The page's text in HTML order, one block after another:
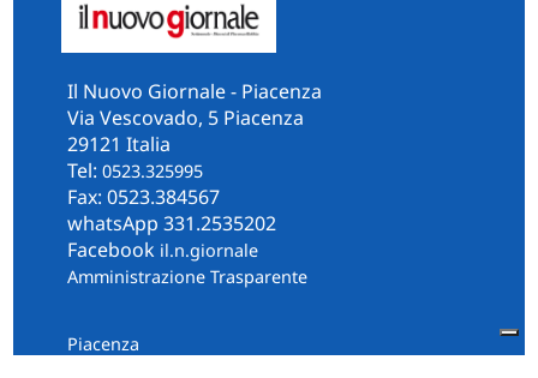
Il Nuovo Giornale - Piacenza
Via Vescovado, 5 Piacenza
29121 Italia
Tel: 0523.325995
Fax: 0523.384567
whatsApp 331.2535202
Facebook il.n.giornale
Amministrazione Trasparente
Piacenza